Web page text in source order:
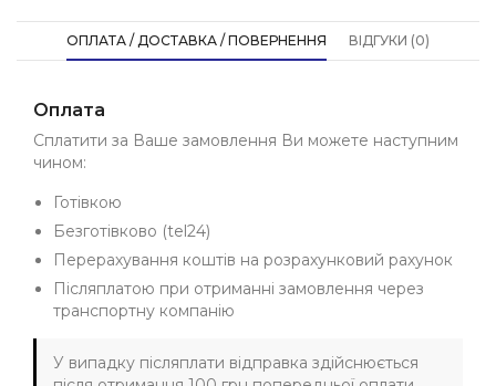
ОПЛАТА / ДОСТАВКА / ПОВЕРНЕННЯ ВІДГУКИ (0)
Оплата
Сплатити за Ваше замовлення Ви можете наступним
чином:
Готівкою
Безготівково (tel24)
Перерахування коштів на розрахунковий рахунок
Післяплатою при отриманні замовлення через
транспортну компанію
У випадку післяплати відправка здійснюється